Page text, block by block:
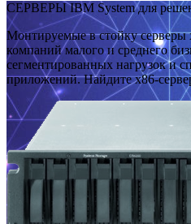
СЕРВЕРЫ IBM System для
Монтируемые в стойку серверы
компаний малого и среднего
сегментированных нагрузок и
приложений. Найдите x86-